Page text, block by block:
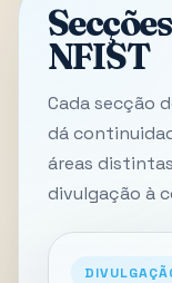
NFIST
Cada secção
dá
áreas
divulgação à